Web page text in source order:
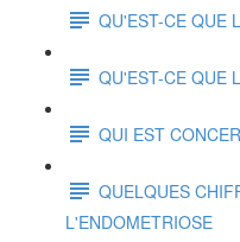
QU'EST-CE QUE
QU'EST-CE QUE
QUI EST
QUELQUES
L'ENDOMETRIOSE